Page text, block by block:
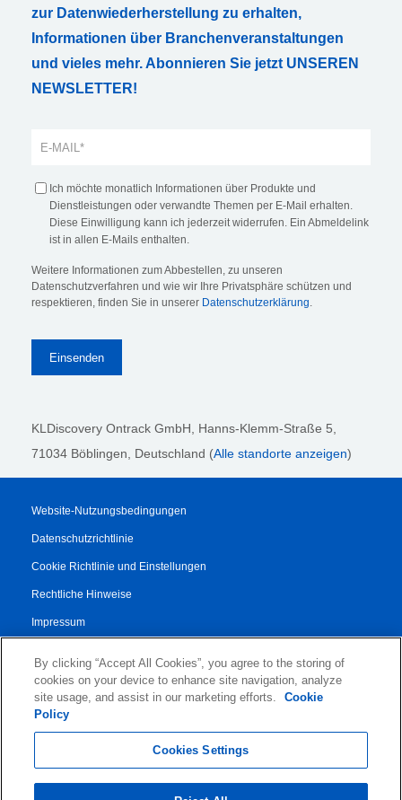
zur Datenwiederherstellung zu erhalten,
Informationen über Branchenveranstaltungen
und vieles mehr. Abonnieren Sie jetzt UNSEREN
NEWSLETTER!
Ich möchte monatlich Informationen über Produkte und
Dienstleistungen oder verwandte Themen per E-Mail erhalten.
Diese Einwilligung kann ich jederzeit widerrufen. Ein Abmeldelink
ist in allen E-Mails enthalten.
Weitere Informationen zum Abbestellen, zu unseren
Datenschutzverfahren und wie wir Ihre Privatsphäre schützen und
respektieren, finden Sie in unserer Datenschutzerklärung.
KLDiscovery Ontrack GmbH, Hanns-Klemm-Straße 5
71034 Böblingen , Deutschland (Alle standorte anzeigen)
Website-Nutzungsbedingungen
Datenschutzrichtlinie
Cookie Richtlinie und Einstellungen
Rechtliche Hinweise
Impressum
AGB
Vertrag für Autorisierte Partner
By clicking “Accept All Cookies”, you agree to the storing of
cookies on your device to enhance site navigation, analyze
site usage, and assist in our marketing efforts.
Cookie
Policy
Cookies Settings